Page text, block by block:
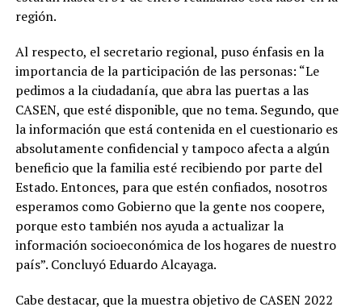
región.
Al respecto, el secretario regional, puso énfasis en la
importancia de la participación de las personas: “Le
pedimos a la ciudadanía, que abra las puertas a las
CASEN, que esté disponible, que no tema. Segundo, que
la información que está contenida en el cuestionario es
absolutamente confidencial y tampoco afecta a algún
beneficio que la familia esté recibiendo por parte del
Estado. Entonces, para que estén confiados, nosotros
esperamos como Gobierno que la gente nos coopere,
porque esto también nos ayuda a actualizar la
información socioeconómica de los hogares de nuestro
país”. Concluyó Eduardo Alcayaga.
Cabe destacar, que la muestra objetivo de CASEN 2022